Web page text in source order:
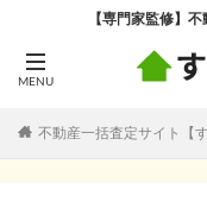
【専門家監修】
不動産一括査定サイト【